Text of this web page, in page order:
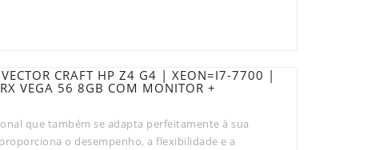
VECTOR CRAFT HP Z4 G4 | XEON=I7-7700 |
VEGA 56 8GB COM MONITOR +
que também se adapta perfeitamente à sua
o desempenho, a flexibilidade e a